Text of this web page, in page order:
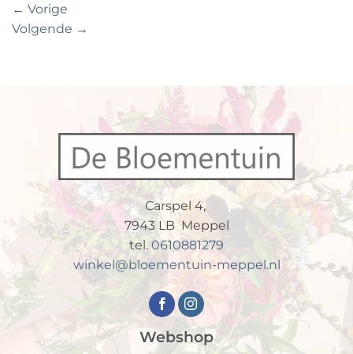
← Vorige
Volgende →
Carspel 4,
7943 LB Meppel
tel. 0610881279
winkel@bloementuin-meppel.nl
Webshop